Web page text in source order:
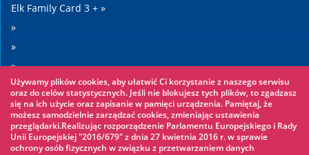
Elk Family Card 3 + »
»
»
»
»
Worth seeing
Rope park »
Używamy plików cookies, aby ułatwić Ci korzystanie z naszego serwisu
oraz do celów statystycznych. Jeśli nie blokujesz tych plików, to zgadzasz
się na ich użycie oraz zapisanie w pamięci urządzenia. Pamiętaj, że
możesz samodzielnie zarządzać cookies, zmieniając ustawienia
przeglądarki.Realizując rozporządzenie Parlamentu Europejskiego i Rady
Unii Europejskiej "2016/679" z dnia 27 kwietnia 2016 r. w sprawie
ochrony osób fizycznych w związku z przetwarzaniem danych